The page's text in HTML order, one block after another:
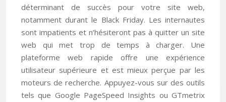
déterminant de succès pour votre site web,
notamment durant le Black Friday. Les internautes
sont impatients et n’hésiteront pas à quitter un site
web qui met trop de temps à charger. Une
plateforme web rapide offre une expérience
utilisateur supérieure et est mieux perçue par les
moteurs de recherche. Appuyez-vous sur des outils
tels que Google PageSpeed Insights ou GTmetrix